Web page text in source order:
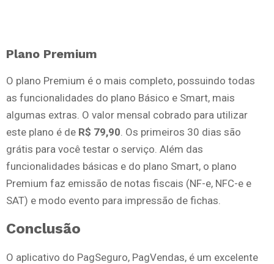
Plano Premium
O plano Premium é o mais completo, possuindo todas
as funcionalidades do plano Básico e Smart, mais
algumas extras. O valor mensal cobrado para utilizar
este plano é de R$ 79,90 . Os primeiros 30 dias são
grátis para você testar o serviço. Além das
funcionalidades básicas e do plano Smart, o plano
Premium faz emissão de notas fiscais (NF-e, NFC-e e
SAT) e modo evento para impressão de fichas.
Conclusão
O aplicativo do PagSeguro, PagVendas, é um excelente